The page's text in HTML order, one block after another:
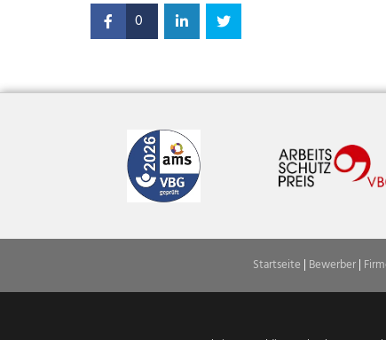
0
Startseite | Bewerber|